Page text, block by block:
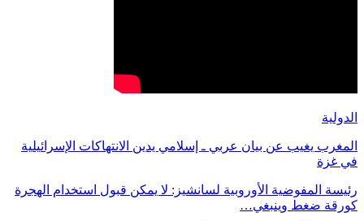
الدولية
المغرب يغيب عن بيان عربي ـ إسلامي يدين الانتهاكات الإسرائيلية
في غزة
رئيسة المفوضية الأوروبية لسانشيز: لا يمكن قبول استخدام الهجرة
كورقة ضغط وينبغي…